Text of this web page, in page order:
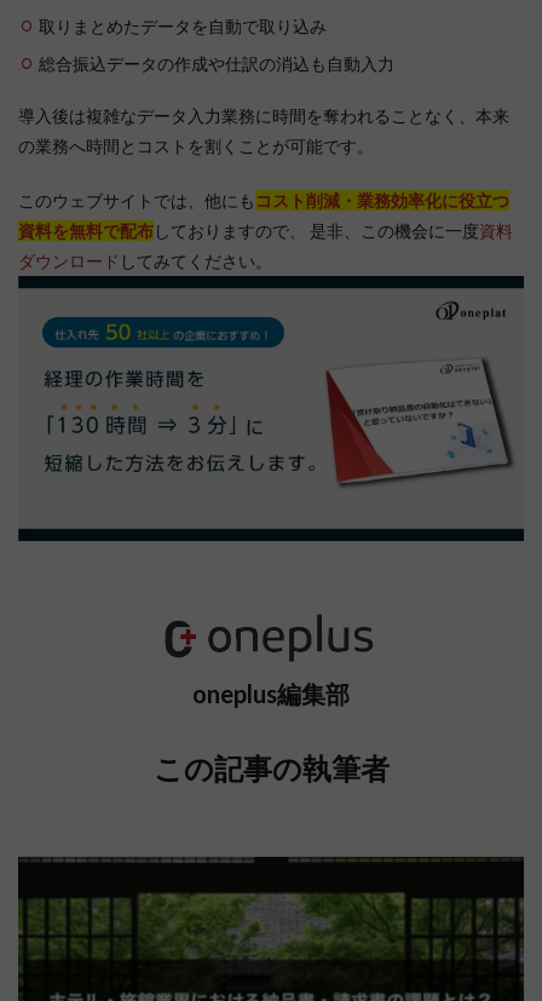
取りまとめたデータを自動で取り込み
総合振込データの作成や仕訳の消込も自動入力
導入後は複雑なデータ入力業務に時間を奪われることなく、本来
の業務へ時間とコストを割くことが可能です。
このウェブサイトでは、他にも コスト削減・業務効率化に役立つ
資料を無料で配布しておりますので、 是非、この機会に一度資料
ダウンロード してみてください。
oneplus編集部
この記事の執筆者